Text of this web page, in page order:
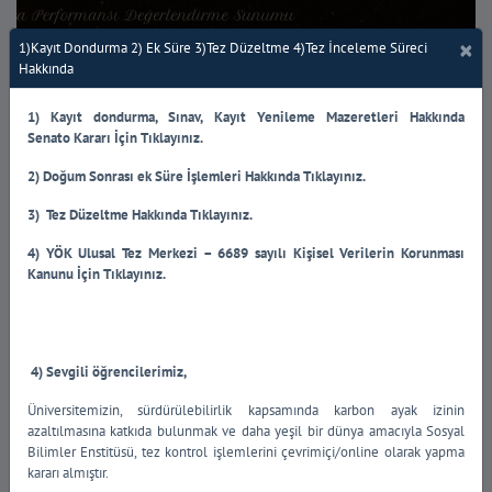
02
Temmuz
2026
2027 UNESCO-Al Fozan Ödülü Başvuru
Duyurusu
01
Temmuz
2026
13.06.2025 14:00:00
2024 yılı Araştırma Performansı
Değerlendirme Toplantısı ve Ödül Töreni
Tanıtım Filmi
1)Kayıt Dondurma 2) Ek Süre 3)Tez Düzeltme 4)Tez İnceleme Süreci
Hakkında
×
1)Kayıt dondurma, Sınav, Kayıt Yenileme Mazeretleri Hakkında
SenatoKararı İçin Tıklayınız.
2)Doğum Sonrası ek Süre İşlemleri Hakkında Tıklayınız.
3) Tez Düzeltme Hakkında Tıklayınız.
4) YÖK Ulusal Tez Merkezi – 6689 sayılı Kişisel Verilerin Korunması
Kanunu İçin Tıklayınız.
4) Sevgili öğrencilerimiz,
Üniversitemizin, sürdürülebilirlik kapsamında karbon ayak izinin
azaltılmasına katkıda bulunmak ve daha yeşil bir dünya amacıyla Sosyal
Bilimler Enstitüsü, tez kontrol işlemlerini çevrimiçi/online olarak yapma
kararı almıştır.